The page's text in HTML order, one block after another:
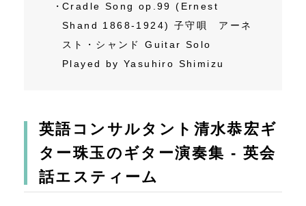
Cradle Song op.99 (Ernest
Shand 1868-1924) 子守唄 アーネ
スト・シャンド Guitar Solo
Played by Yasuhiro Shimizu
英語コンサルタント清水恭宏ギ
ター珠玉のギター演奏集 - 英会
話エスティーム